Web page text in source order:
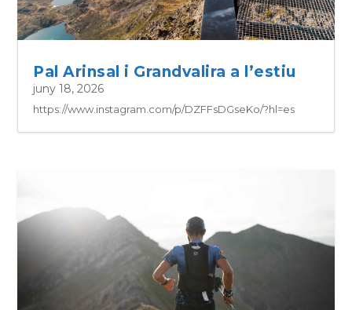
Pal Arinsal i Grandvalira a l’estiu
juny 18, 2026
https://www.instagram.com/p/DZFFsDGseKo/?hl=es